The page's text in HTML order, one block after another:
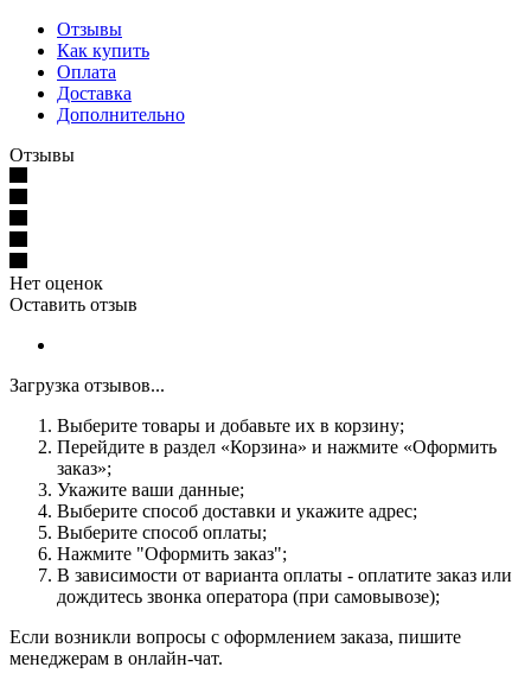
Отзывы
Как купить
Оплата
Доставка
Дополнительно
Отзывы
Нет оценок
Оставить отзыв
Загрузка отзывов...
Выберите товары и добавьте их в корзину;
Перейдите в раздел «Корзина» и нажмите «Оформить
заказ»;
Укажите ваши данные;
Выберите способ доставки и укажите адрес;
Выберите способ оплаты;
Нажмите "Оформить заказ";
В зависимости от варианта оплаты - оплатите заказ или
дождитесь звонка оператора (при самовывозе);
Если возникли вопросы с оформлением заказа, пишите
менеджерам в онлайн-чат.